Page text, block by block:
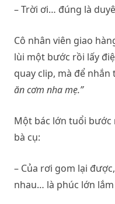
– Trời ơi… đúng là
Cô nhân viên giao
lùi một bước rồi lấy
quay clip, mà để nhắn
ăn cơm nha mẹ.”
Một bác lớn tuổi
bà cụ:
– Của rơi gom lại
nhau… là phúc lớn lắm